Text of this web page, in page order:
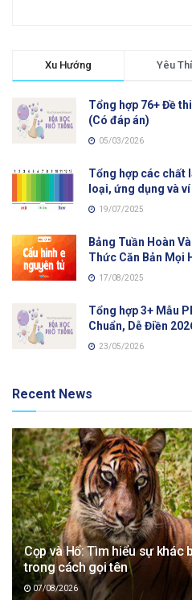
Xu Hướng Yêu
Tổng hợp 76+ Đề
(Có đáp án)
05/03/2026
Tổng hợp các chất
loại, ứng dụng và
19/07/2025
Bảng Tuần Hoàn
Thức Căn Bản Mọi
17/08/2025
Tổng hợp 3+ Mẫu
Chuẩn, Dễ Điền
23/05/2026
Recent News
Cọp và Hổ: Tìm hiểu sự khác
trong cách gọi tên
07/08/2026